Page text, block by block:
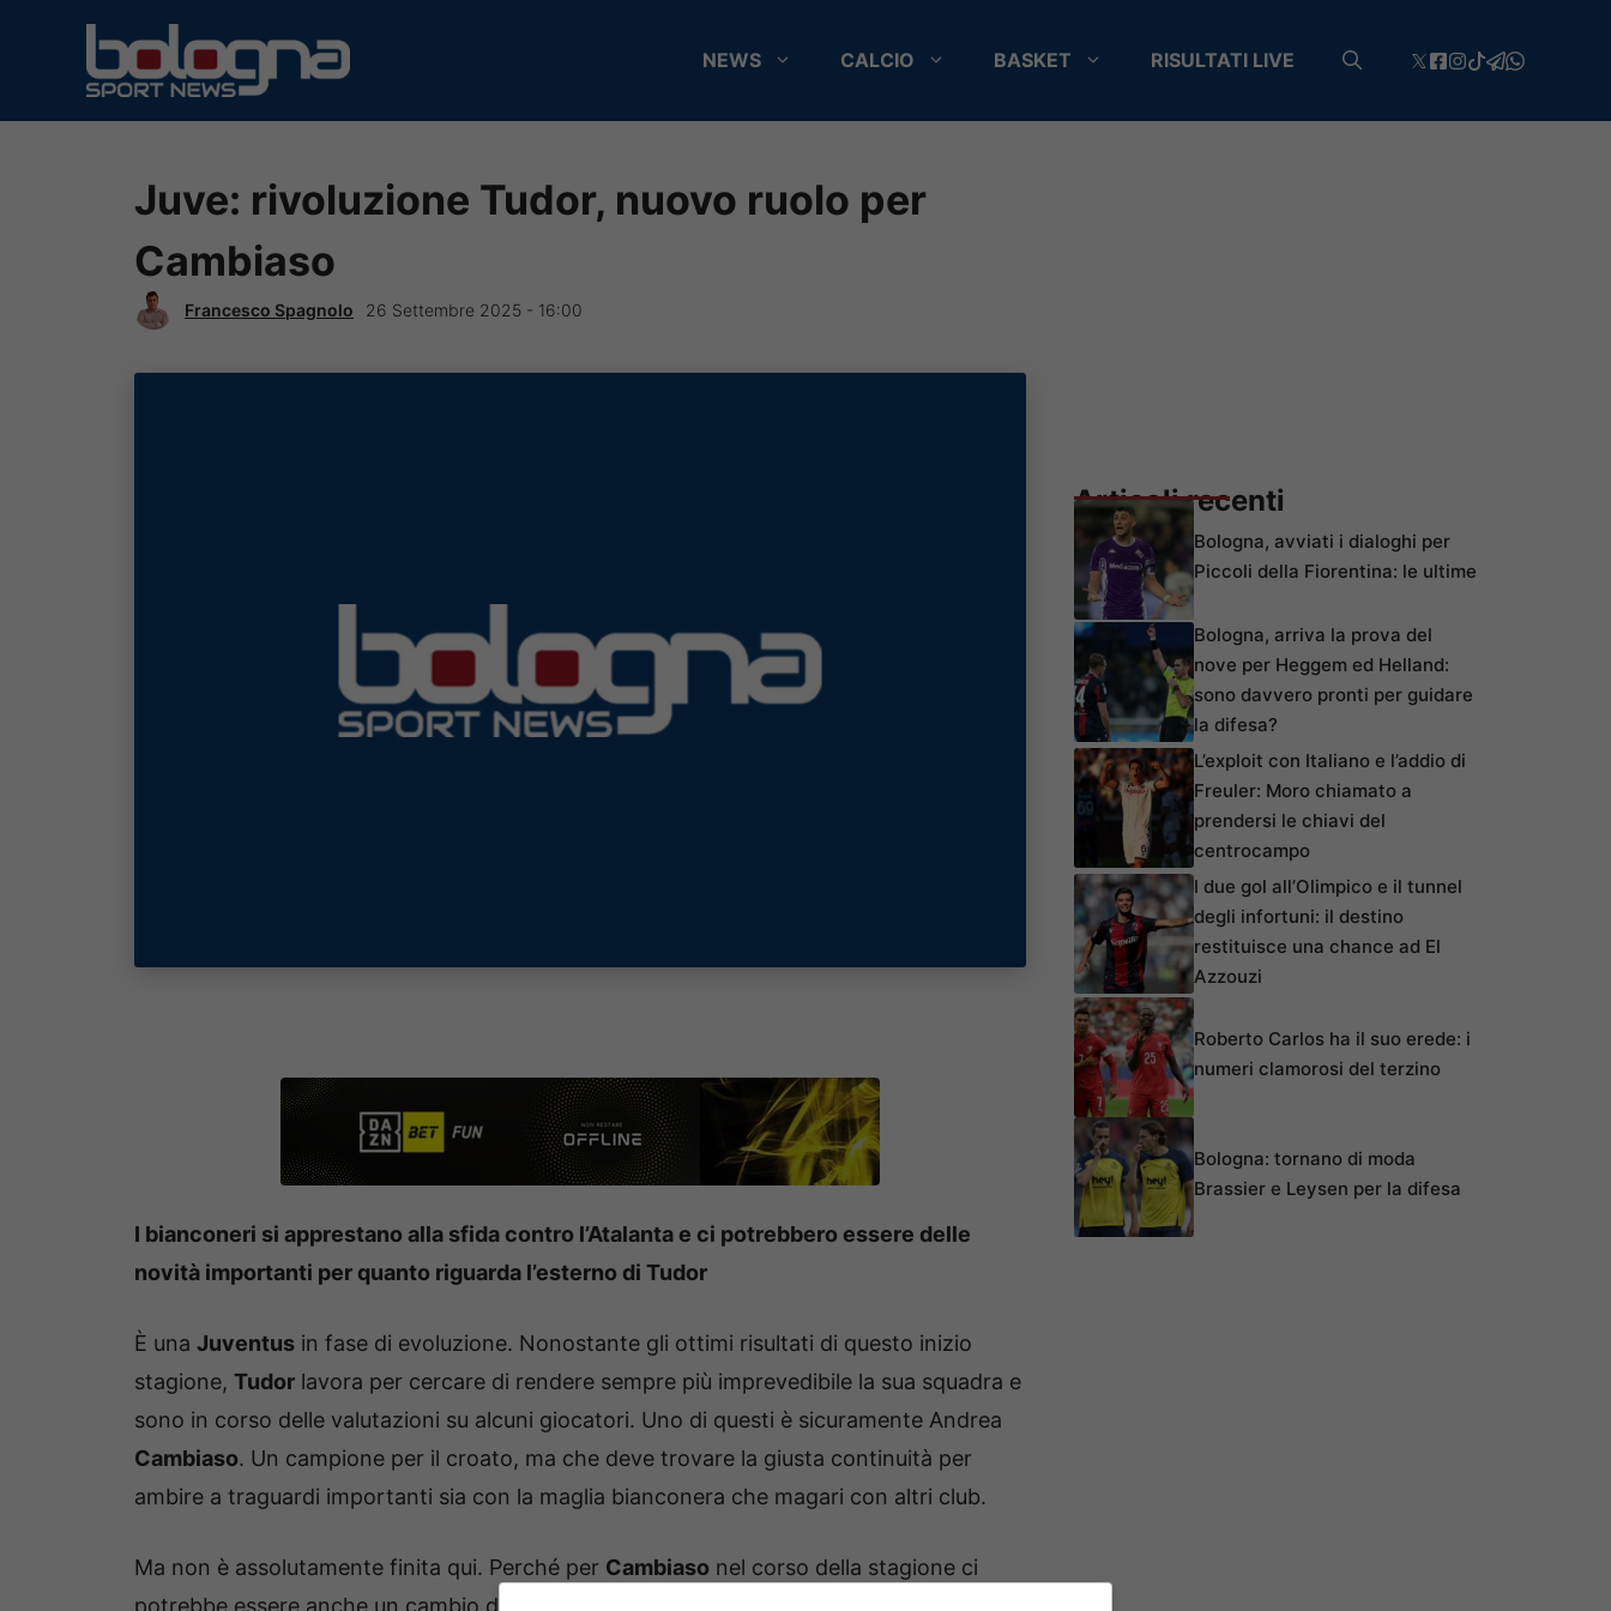
contenuto
NEWS CALCIO BASKET RISULTATI LIVE
Juve: rivoluzione Tudor, nuovo ruolo per
Cambiaso
Francesco Spagnolo 26 Settembre 2025 - 16:00
I bianconeri si apprestano alla sfida contro l’Atalanta e ci potrebbero essere delle
novità importanti per quanto riguarda l’esterno di Tudor
È una Juventus in fase di evoluzione. Nonostante gli ottimi risultati di questo inizio
stagione, Tudor lavora per cercare di rendere sempre più imprevedibile la sua squadra e
sono in corso delle valutazioni su alcuni giocatori. Uno di questi è sicuramente Andrea
Cambiaso. Un campione per il croato, ma che deve trovare la giusta continuità per
ambire a traguardi importanti sia con la maglia bianconera che magari con altri club.
Ma non è assolutamente finita qui. Perché per Cambiaso nel corso della stagione ci
potrebbe essere anche un cambio di ruolo. Lo ha confermato
Articoli recenti
Bologna, avviati i dialoghi per
Piccoli della Fiorentina: le ultime
Bologna, arriva la prova del
nove per Heggem ed Helland:
sono davvero pronti per guidare
la difesa?
L’exploit con Italiano e l’addio di
Freuler: Moro chiamato a
prendersi le chiavi del
centrocampo
I due gol all’Olimpico e il tunnel
degli infortuni: il destino
restituisce una chance ad El
Azzouzi
Roberto Carlos ha il suo erede: i
numeri clamorosi del terzino
Bologna: tornano di moda
Brassier e Leysen per la difesa